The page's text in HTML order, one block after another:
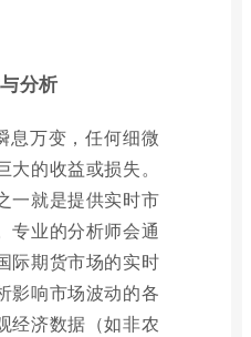
分析
息万变，任何细微
的收益或损失。
一就是提供实时市
专业的分析师会通
际期货市场的实时
影响市场波动的各
经济数据（如非农